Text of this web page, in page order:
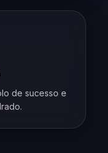
de sucesso e